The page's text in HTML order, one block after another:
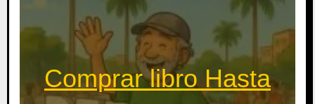
Comprar libro Hasta